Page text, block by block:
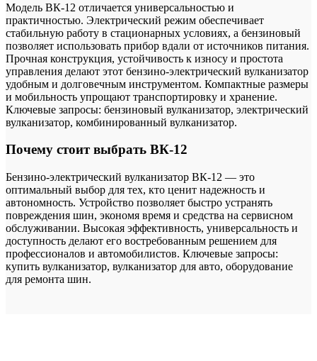
Модель ВК-12 отличается универсальностью и
практичностью. Электрический режим обеспечивает
стабильную работу в стационарных условиях, а бензиновый
позволяет использовать прибор вдали от источников питания.
Прочная конструкция, устойчивость к износу и простота
управления делают этот бензино-электрический вулканизатор
удобным и долговечным инструментом. Компактные размеры
и мобильность упрощают транспортировку и хранение.
Ключевые запросы: бензиновый вулканизатор, электрический
вулканизатор, комбинированный вулканизатор.
Почему стоит выбрать ВК-12
Бензино-электрический вулканизатор ВК-12 — это
оптимальный выбор для тех, кто ценит надежность и
автономность. Устройство позволяет быстро устранять
повреждения шин, экономя время и средства на сервисном
обслуживании. Высокая эффективность, универсальность и
доступность делают его востребованным решением для
профессионалов и автомобилистов. Ключевые запросы:
купить вулканизатор, вулканизатор для авто, оборудование
для ремонта шин.